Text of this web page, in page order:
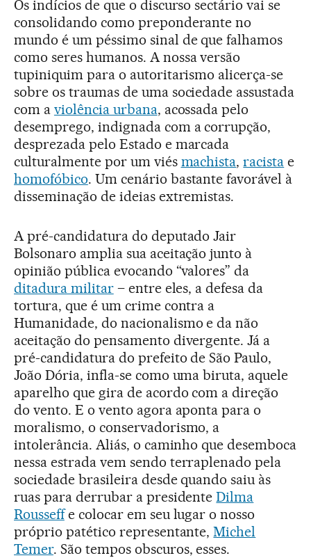
Os indícios de que o discurso sectário vai se
consolidando como preponderante no
mundo é um péssimo sinal de que falhamos
como seres humanos. A nossa versão
tupiniquim para o autoritarismo alicerça-se
sobre os traumas de uma sociedade assustada
com a violência urbana, acossada pelo
desemprego, indignada com a corrupção,
desprezada pelo Estado e marcada
culturalmente por um viés machista,racista e
homofóbico. Um cenário bastante favorável à
disseminação de ideias extremistas.
A pré-candidatura do deputado Jair
Bolsonaro amplia sua aceitação junto à
opinião pública evocando “valores” da
ditadura militar– entre eles, a defesa da
tortura, que é um crime contra a
Humanidade, do nacionalismo e da não
aceitação do pensamento divergente. Já a
pré-candidatura do prefeito de São Paulo,
João Dória, infla-se como uma biruta, aquele
aparelho que gira de acordo com a direção
do vento. E o vento agora aponta para o
moralismo, o conservadorismo, a
intolerância. Aliás, o caminho que desemboca
nessa estrada vem sendo terraplenado pela
sociedade brasileira desde quando saiu às
ruas para derrubar a presidenteDilma
Rousseffe colocar em seu lugar o nosso
próprio patético representante,Michel
Temer. São tempos obscuros, esses.